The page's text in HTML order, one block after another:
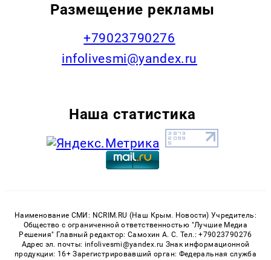
Размещение рекламы
+79023790276
infolivesmi@yandex.ru
Наша статистика
Наименование СМИ: NCRIM.RU (Наш Крым. Новости) Учредитель:
Общество с ограниченной ответственностью "Лучшие Медиа
Решения" Главный редактор: Самохин А. С. Тел.: +79023790276
Адрес эл. почты: infolivesmi@yandex.ru Знак информационной
продукции: 16+ Зарегистрировавший орган: Федеральная служба